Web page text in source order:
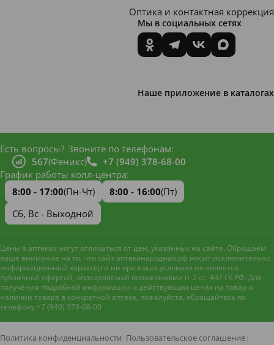
Оптика и контактная коррекция
Мы в социальных сетях
Наше приложение в каталогах
Есть вопросы? Звоните по телефонам:
567(Феникс)
+7 (949) 378-68-00
График работы колл-центра:
8:00 - 17:00(Пн-Чт) 8:00 - 16:00(Пт)
Сб, Вс - Выходной
Цены в аптеках могут отличаться от цен, указанных на сайте. Обращаем
ваше внимание на то, что сайт аптеканародная.рф носит исключительно
информационный характер и ни при каких условиях не является
публичной офертой, определяемой положениями п. 2 ст. 437 ГК РФ. Для
получения подробной информации о действующих ценах на товар и
наличии товара в конкретной аптеке, пожалуйста, обращайтесь по
телефону +7 (949) 378-68-00
Политика конфиденциальности Пользовательское соглашение
Наш сайт использует файлы
улучшения работы и анализа